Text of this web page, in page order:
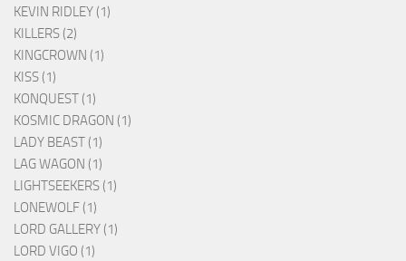
KEVIN RIDLEY (1)
KILLERS (2)
KINGCROWN (1)
KISS (1)
KONQUEST (1)
KOSMIC DRAGON (1)
LADY BEAST (1)
LAG WAGON (1)
LIGHTSEEKERS (1)
LONEWOLF (1)
LORD GALLERY (1)
LORD VIGO (1)